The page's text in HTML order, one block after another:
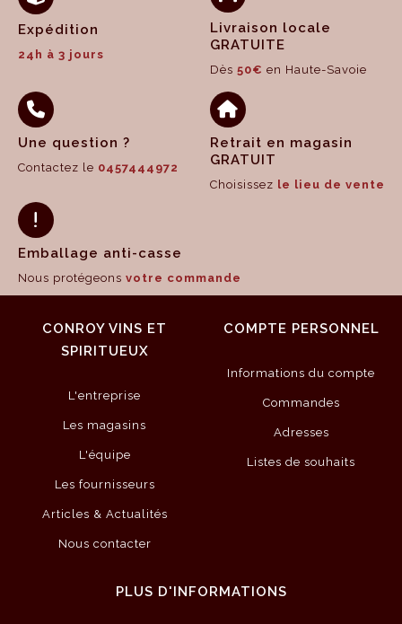
Expédition
24h à 3 jours
Livraison locale
GRATUITE
Dès 50€ en Haute-Savoie
Une question ?
Contactez le 0457444972
Retrait en magasin
GRATUIT
Choisissez le lieu de vente
Emballage anti-casse
Nous protégeons votre commande
CONROY VINS ET
SPIRITUEUX
L'entreprise
Les magasins
L'équipe
Les fournisseurs
Articles & Actualités
Nous contacter
COMPTE PERSONNEL
Informations du compte
Commandes
Adresses
Listes de souhaits
PLUS D'INFORMATIONS